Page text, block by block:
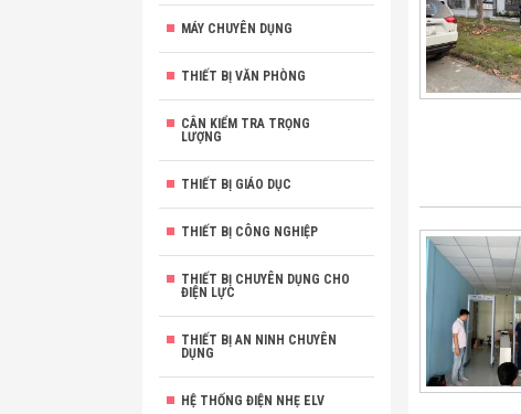
MÁY CHUYÊN DỤNG
THIẾT BỊ VĂN PHÒNG
CÂN KIỂM TRA TRỌNG
LƯỢNG
THIẾT BỊ GIÁO DỤC
THIẾT BỊ CÔNG NGHIỆP
THIẾT BỊ CHUYÊN DỤNG CHO
ĐIỆN LỰC
THIẾT BỊ AN NINH CHUYÊN
DỤNG
HỆ THỐNG ĐIỆN NHẸ ELV